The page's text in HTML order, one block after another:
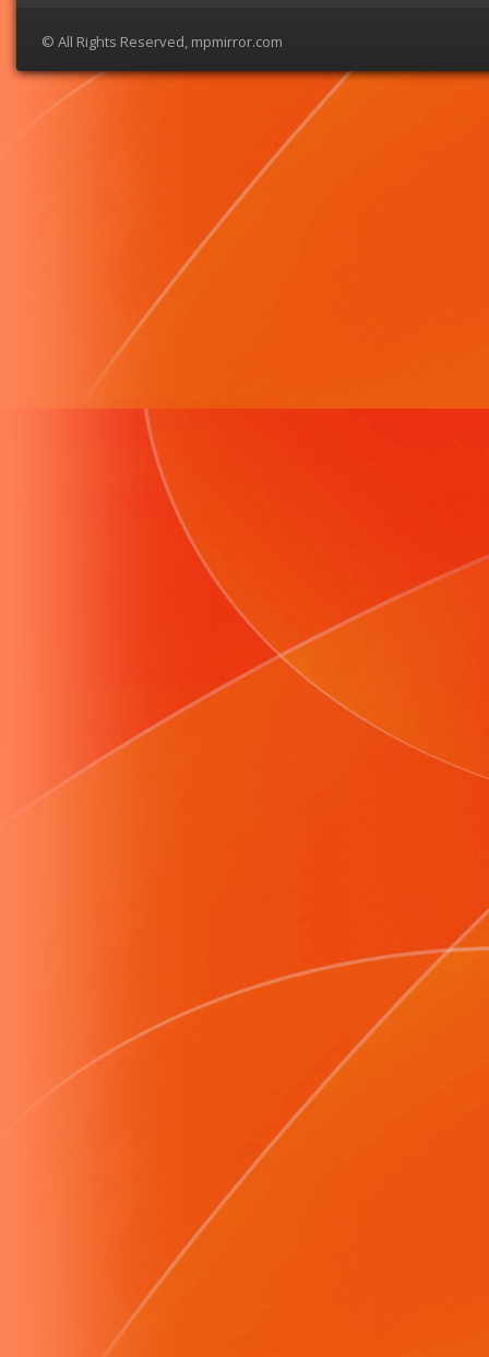
© All Rights Reserved, mpmirror.com